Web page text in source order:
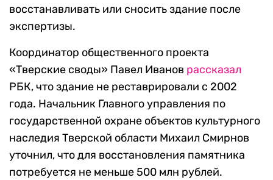
восстанавливать или сносить здание после
экспертизы.
Координатор общественного проекта
«Тверские своды» Павел Иванов рассказал
РБК, что здание не реставрировали с 2002
года. Начальник Главного управления по
государственной охране объектов культурного
наследия Тверской области Михаил Смирнов
уточнил, что для восстановления памятника
потребуется не меньше 500 млн рублей.